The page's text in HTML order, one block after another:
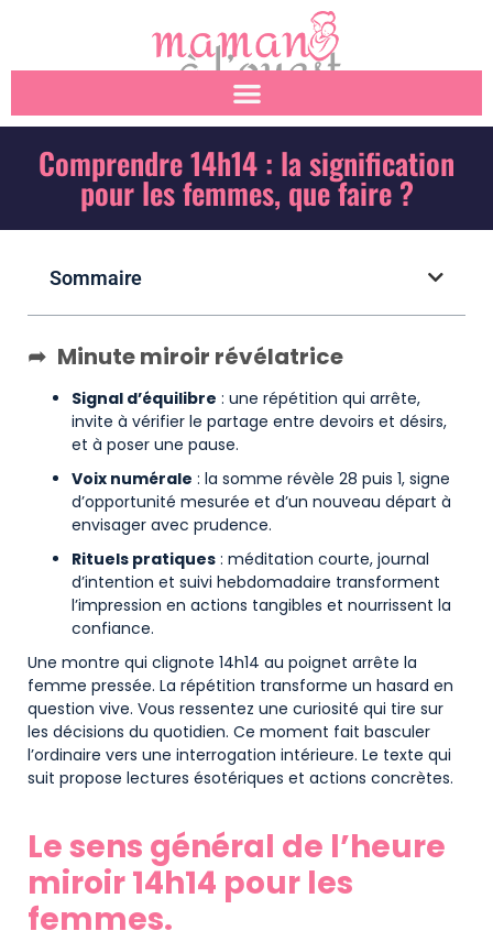
Comprendre 14h14 : la signification
pour les femmes, que faire ?
Sommaire
Minute miroir révélatrice
Signal d’équilibre : une répétition qui arrête,
invite à vérifier le partage entre devoirs et désirs,
et à poser une pause.
Voix numérale : la somme révèle 28 puis 1, signe
d’opportunité mesurée et d’un nouveau départ à
envisager avec prudence.
Rituels pratiques : méditation courte, journal
d’intention et suivi hebdomadaire transforment
l’impression en actions tangibles et nourrissent la
confiance.
Une montre qui clignote 14h14 au poignet arrête la
femme pressée. La répétition transforme un hasard en
question vive. Vous ressentez une curiosité qui tire sur
les décisions du quotidien. Ce moment fait basculer
l’ordinaire vers une interrogation intérieure. Le texte qui
suit propose lectures ésotériques et actions concrètes.
Le sens général de l’heure
miroir 14h14 pour les
femmes.